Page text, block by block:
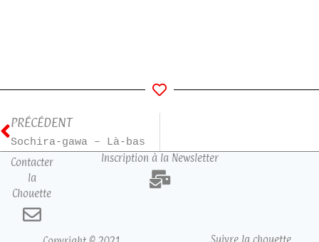
PRÉCÉDENT
Sochira-gawa – Là-bas
Contacter
la
Chouette
Inscription à la Newsletter
Suivre la chouette